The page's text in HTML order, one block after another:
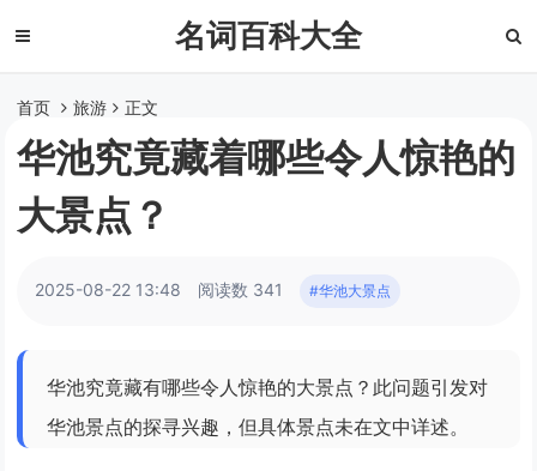
名词百科大全
首页 旅游 正文
华池究竟藏着哪些令人惊艳的
大景点？
2025-08-22 13:48 阅读数 341 #华池大景点
华池究竟藏有哪些令人惊艳的大景点？此问题引发对
华池景点的探寻兴趣，但具体景点未在文中详述。